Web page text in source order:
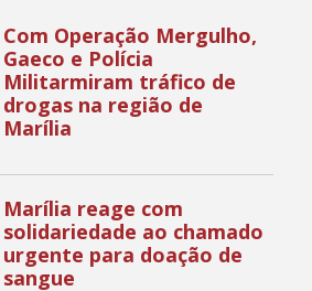
Com Operação Mergulho,
Gaeco e Polícia
Militarmiram tráfico de
drogas na região de
Marília
Marília reage com
solidariedade ao chamado
urgente para doação de
sangue